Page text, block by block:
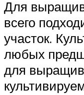
Для
всего
участок.
любых
для